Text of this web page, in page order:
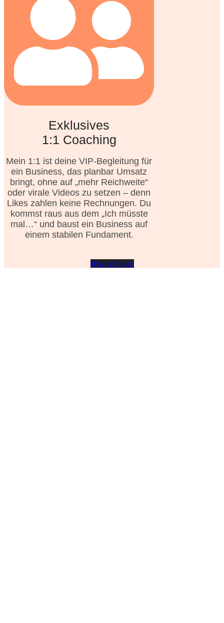
Exklusives
1:1 Coaching
Mein 1:1 ist deine VIP-Begleitung für
ein Business, das planbar Umsatz
bringt, ohne auf „mehr Reichweite“
oder virale Videos zu setzen – denn
Likes zahlen keine Rechnungen. Du
kommst raus aus dem „Ich müsste
mal…“ und baust ein Business auf
einem stabilen Fundament.
Jetzt anfragen